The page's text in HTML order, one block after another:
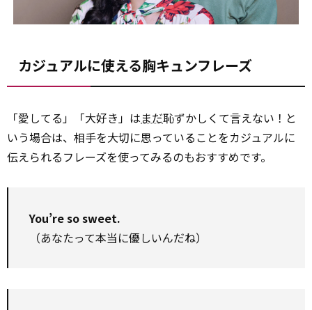
カジュアルに使える胸キュンフレーズ
「愛してる」「大好き」はまだ恥ずかしくて言えない！と
いう場合は、相手を大切に思っていることをカジュアルに
伝えられるフレーズを使ってみるのもおすすめです。
You’re so sweet.
（あなたって本当に優しいんだね）